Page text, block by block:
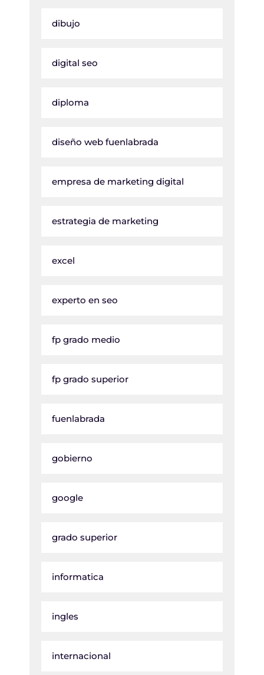
dibujo
digital seo
diploma
diseño web fuenlabrada
empresa de marketing digital
estrategia de marketing
excel
experto en seo
fp grado medio
fp grado superior
fuenlabrada
gobierno
google
grado superior
informatica
ingles
internacional